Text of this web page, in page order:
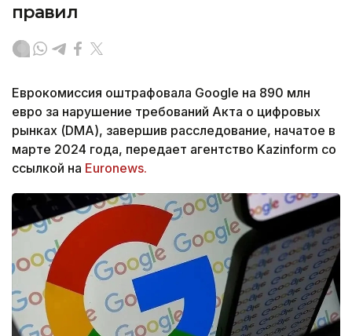
правил
Еврокомиссия оштрафовала Google на 890 млн
евро за нарушение требований Акта о цифровых
рынках (DMA), завершив расследование, начатое в
марте 2024 года, передает агентство Kazinform со
ссылкой на Euronews.